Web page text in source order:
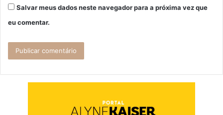
Salvar meus dados neste navegador para a próxima vez que
eu comentar.